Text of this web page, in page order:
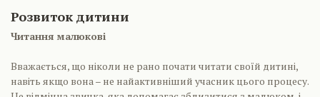
Розвиток дитини
Читання малюкові
Вважається, що ніколи не рано почати читати своїй дитині,
навіть якщо вона – не найактивніший учасник цього процесу.